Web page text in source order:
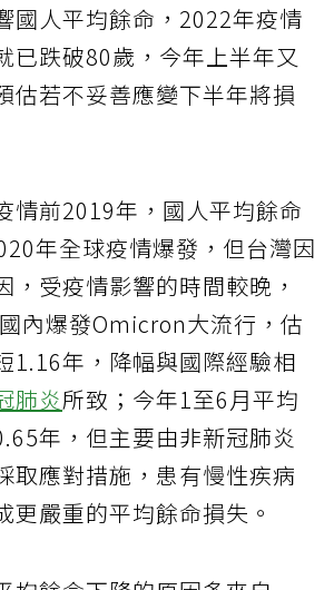
國人平均餘命，2022年疫情
已跌破80歲，今年上半年又
估若不妥善應變下半年將損
情前2019年，國人平均餘命
年全球疫情爆發，但台灣因
，受疫情影響的時間較晚，
內爆發Omicron大流行，估
1.16年，降幅與國際經驗相
肺炎所致；今年1至6月平均
年，但主要由非新冠肺炎
取應對措施，患有慢性疾病
更嚴重的平均餘命損失。